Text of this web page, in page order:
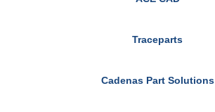
Traceparts
Cadenas Part Solutions